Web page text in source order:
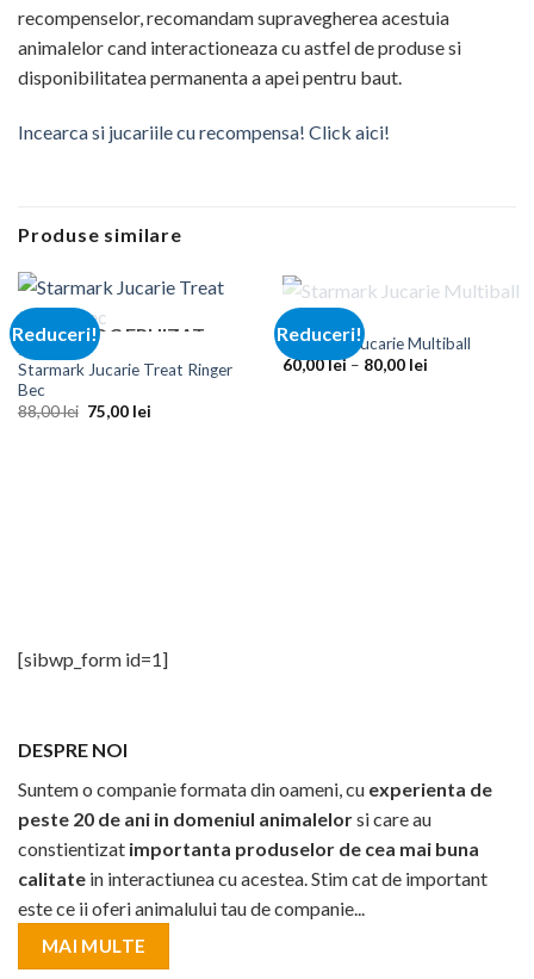
recompenselor, recomandam supravegherea acestuia
animalelor cand interactioneaza cu astfel de produse si
disponibilitatea permanenta a apei pentru baut.
Incearca si jucariile cu recompensa! Click aici!
Produse similare
Reduceri!STOC EPUIZAT
Jucarii
Starmark Jucarie Treat Ringer
Bec
88,00lei Prețul
inițial
75,00 leiPrețul
Reduceri!STOC EPUIZAT
Starmark Jucarie Multiball
60,00lei – 80,00 leiInterval
[sibwp_form id=1]
DESPRE NOI
Suntem o companie formata din oameni, cu experienta de
peste 20 de ani in domeniul animalelorsi care au
constientizat importanta produselor de cea mai buna
calitate in interactiunea cu acestea. Stim cat de important
este ce ii oferi animalului tau de companie...
MAI MULTE